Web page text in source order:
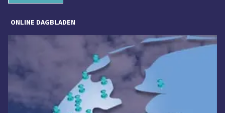
ONLINE DAGBLADEN